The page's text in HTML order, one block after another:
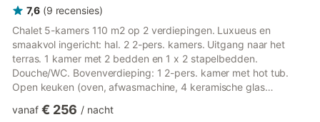
7,6 (9 recensies)
Chalet 5-kamers 110 m2 op 2 verdiepingen. Luxueus en
smaakvol ingericht: hal. 2 2-pers. kamers. Uitgang naar het
terras. 1 kamer met 2 bedden en 1 x 2 stapelbedden.
Douche/WC. Bovenverdieping: 1 2-pers. kamer met hot tub.
Open keuken (oven, afwasmachine, 4 keramische glas
Balkon, groot terras. Terrasmeubelen. Mooi uitzicht op de
vanaf € 256 / nacht